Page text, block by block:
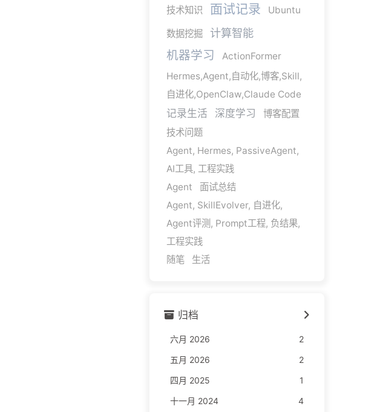
技术知识 面试记录 Ubuntu
数据挖掘 计算智能
机器学习
ActionFormer
Hermes,Agent,自动化,博客,Skill,
自进化,OpenClaw,Claude Code
记录生活 深度学习
博客配置
技术问题
Agent, Hermes, PassiveAgent,
AI工具, 工程实践
Agent
面试总结
Agent, SkillEvolver, 自进化,
Agent评测, Prompt工程, 负结果,
工程实践
随笔
生活
归档
六月 2026
2
五月 2026
2
四月 2025
1
十一月 2024
4